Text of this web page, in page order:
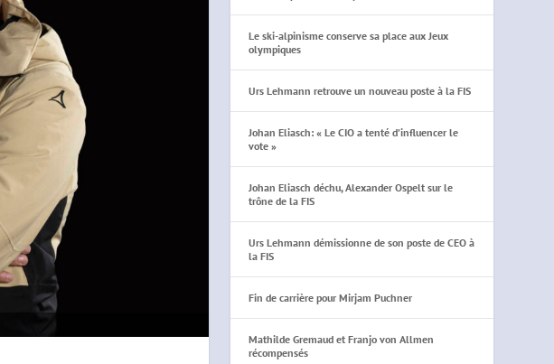
Le ski-alpinisme conserve sa place aux Jeux
olympiques
Urs Lehmann retrouve un nouveau poste à la FIS
Johan Eliasch: « Le CIO a tenté d’influencer le
vote »
Johan Eliasch déchu, Alexander Ospelt sur le
trône de la FIS
Urs Lehmann démissionne de son poste de CEO à
la FIS
Fin de carrière pour Mirjam Puchner
Mathilde Gremaud et Franjo von Allmen
récompensés